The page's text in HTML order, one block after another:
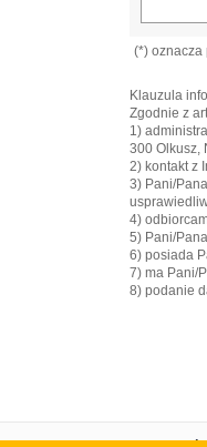
(*) oznacza
Klauzula
Zgodnie z
1)
300 Olkusz,
2) kontakt z
3) Pani/
4)
5) Pani/
6) posiada
7) ma Pani/
8) podanie